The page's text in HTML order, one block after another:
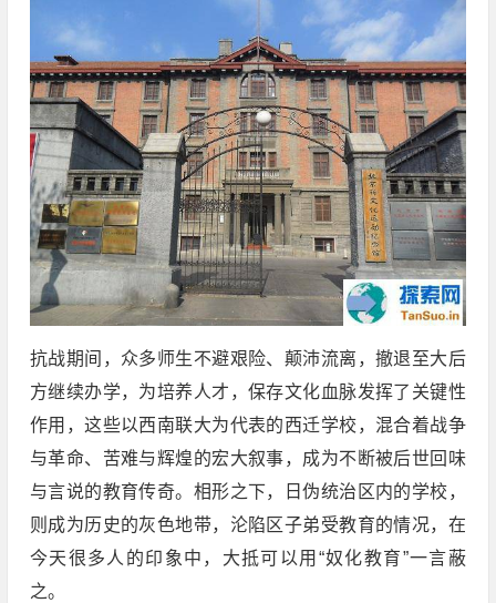
抗战期间，众多师生不避艰险、颠沛流离，撤退至大后
方继续办学，为培养人才，保存文化血脉发挥了关键性
作用，这些以西南联大为代表的西迁学校，混合着战争
与革命、苦难与辉煌的宏大叙事，成为不断被后世回味
与言说的教育传奇。相形之下，日伪统治区内的学校，
则成为历史的灰色地带，沦陷区子弟受教育的情况，在
今天很多人的印象中，大抵可以用“奴化教育”一言蔽
之。